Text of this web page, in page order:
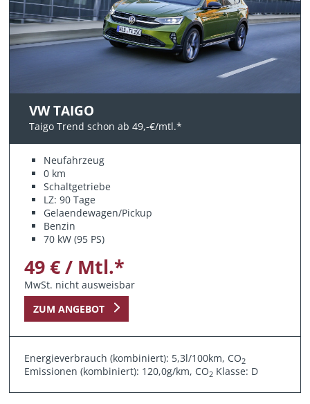
VW TAIGO
Taigo Trend schon ab 49,-€/mtl.*
Neufahrzeug
0 km
Schaltgetriebe
LZ: 90 Tage
Gelaendewagen/Pickup
Benzin
70 kW (95 PS)
49 € / Mtl.*
MwSt. nicht ausweisbar
ZUM ANGEBOT
Energieverbrauch (kombiniert): 5,3l/100km, CO2
Emissionen (kombiniert): 120,0g/km, CO2 Klasse: D